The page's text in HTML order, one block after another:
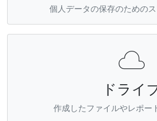
個人データの保存のための

ドライ
作成したファイルやレポー